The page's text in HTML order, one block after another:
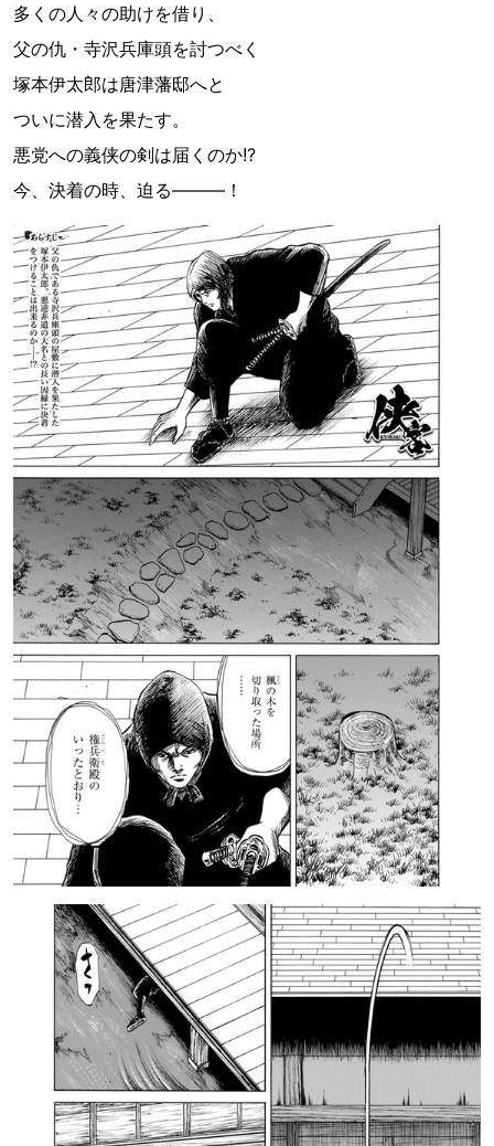
多くの人々の助けを借り、
父の仇・寺沢兵庫頭を討つべく
塚本伊太郎は唐津藩邸へと
ついに潜入を果たす。
悪党への義侠の剣は届くのか!?
今、決着の時、迫る―――！